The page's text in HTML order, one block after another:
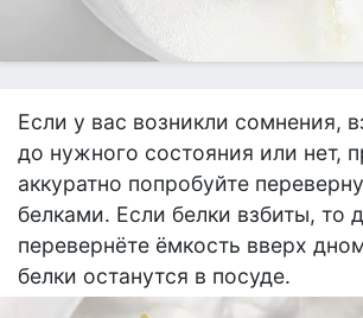
Если у вас возникли сомнения,
до нужного состояния или нет,
аккуратно попробуйте
белками. Если белки взбиты, то
перевернёте ёмкость вверх
белки останутся в посуде.